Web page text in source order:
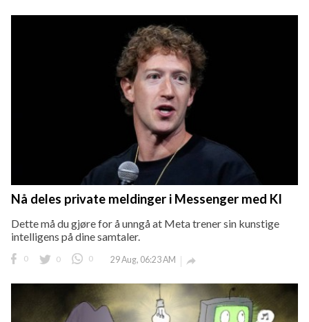
Nå deles private meldinger i Messenger med KI
Dette må du gjøre for å unngå at Meta trener sin kunstige
intelligens på dine samtaler.
0 0 0 29 Aug, 06:23 AM 